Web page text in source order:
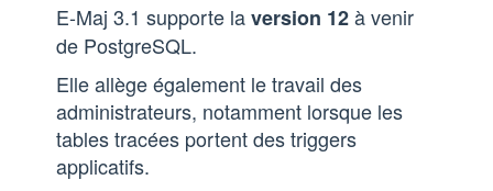
E-Maj 3.1 supporte laversion 12à venir
de PostgreSQL.
Elle allège également le travail des
administrateurs, notamment lorsque les
tables tracées portent des triggers
applicatifs.